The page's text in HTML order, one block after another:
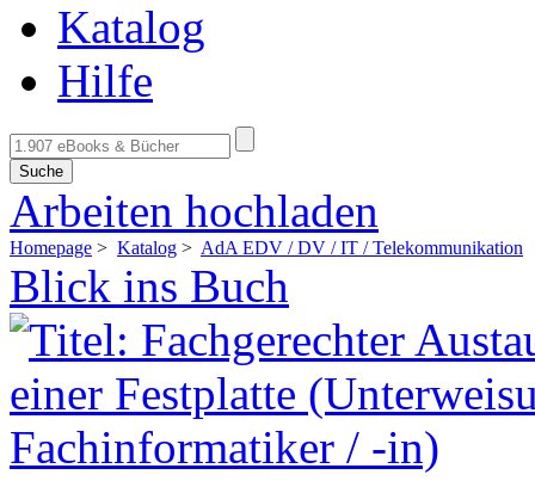
Katalog
Hilfe
Suche
Arbeiten hochladen
Homepage > Katalog > AdA EDV / DV / IT / Telekommunikation
Blick ins Buch